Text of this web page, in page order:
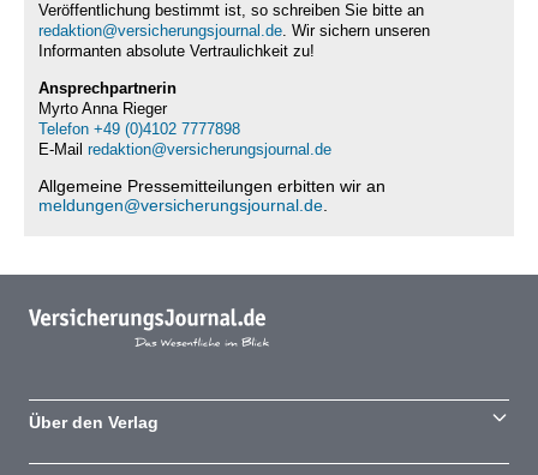
Veröffentlichung bestimmt ist, so schreiben Sie bitte an
redaktion@versicherungsjournal.de. Wir sichern unseren
Informanten absolute Vertraulichkeit zu!
Ansprechpartnerin
Myrto Anna Rieger
Telefon +49 (0)4102 7777898
E-Mail redaktion@versicherungsjournal.de
Allgemeine Pressemitteilungen erbitten wir an
meldungen@versicherungsjournal.de
Über den Verlag